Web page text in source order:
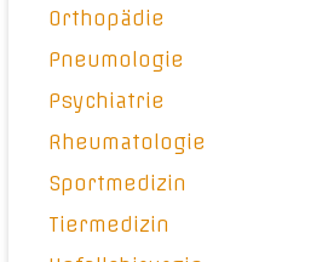
Orthopädie
Pneumologie
Psychiatrie
Rheumatologie
Sportmedizin
Tiermedizin